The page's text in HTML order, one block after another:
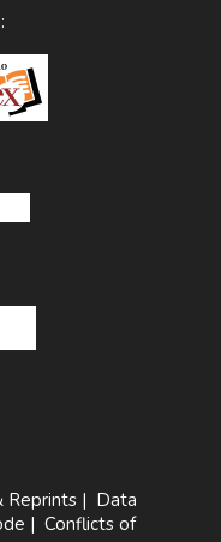
Reprints| Data
| Conflicts of